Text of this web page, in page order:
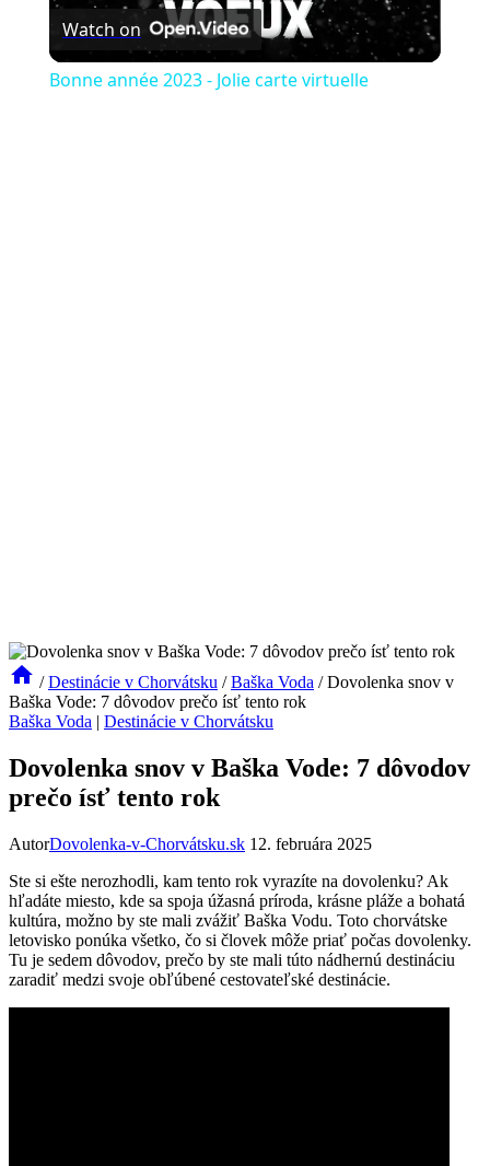
Video
Watch on
Bonne année 2023 - Jolie carte virtuelle
/ Destinácie v Chorvátsku / Baška Voda / Dovolenka snov v
Baška Vode: 7 dôvodov prečo ísť tento rok
Baška Voda | Destinácie v Chorvátsku
Dovolenka snov v Baška Vode: 7 dôvodov
prečo ísť tento rok
AutorDovolenka-v-Chorvátsku.sk 12. februára 2025
Ste si ešte nerozhodli, kam tento rok vyrazíte na dovolenku? Ak
hľadáte miesto, kde sa spoja úžasná príroda, krásne pláže a bohatá
kultúra, možno by ste mali zvážiť Baška Vodu. Toto chorvátske
letovisko ponúka všetko, čo si človek môže priať počas dovolenky.
Tu je sedem dôvodov, prečo by ste mali túto nádhernú destináciu
zaradiť medzi svoje obľúbené cestovateľské destinácie.